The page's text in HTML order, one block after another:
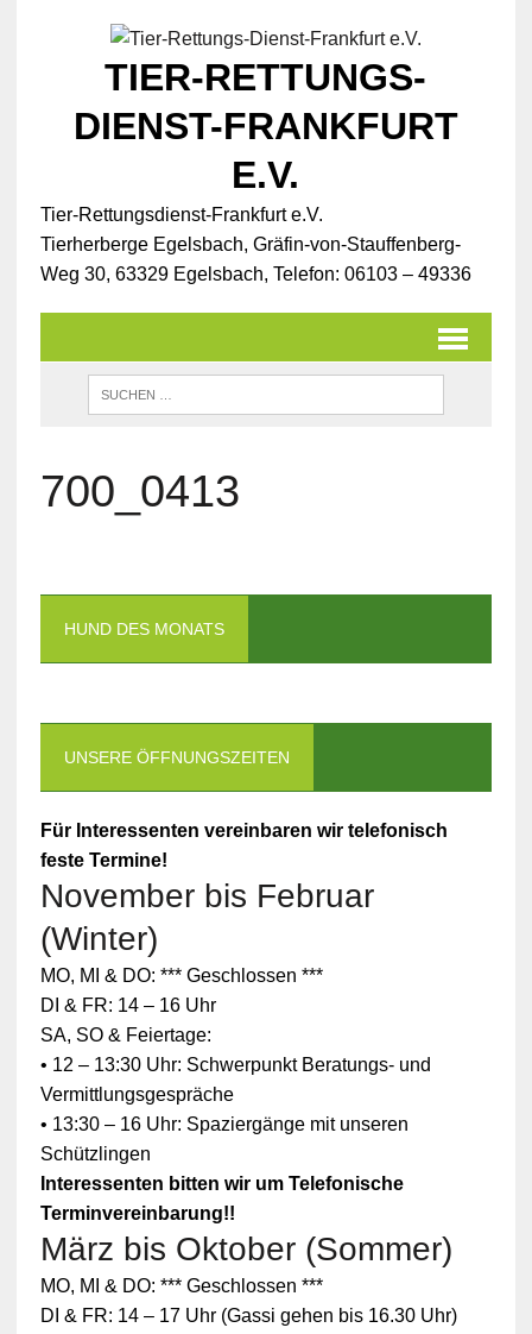
TIER-RETTUNGS-
DIENST-FRANKFURT
E.V.
Tier-Rettungsdienst-Frankfurt e.V.
Tierherberge Egelsbach, Gräfin-von-Stauffenberg-
Weg 30, 63329 Egelsbach, Telefon: 06103 – 49336
700_0413
HUND DES MONATS
UNSERE ÖFFNUNGSZEITEN
Für Interessenten vereinbaren wir telefonisch
feste Termine!
November bis Februar
(Winter)
MO, MI & DO: *** Geschlossen ***
DI & FR: 14 – 16 Uhr
SA, SO & Feiertage:
• 12 – 13:30 Uhr: Schwerpunkt Beratungs- und
Vermittlungsgespräche
• 13:30 – 16 Uhr: Spaziergänge mit unseren
Schützlingen
Interessenten bitten wir um Telefonische
Terminvereinbarung!!
März bis Oktober (Sommer)
MO, MI & DO: *** Geschlossen ***
DI & FR: 14 – 17 Uhr (Gassi gehen bis 16.30 Uhr)
Zum
Schutz
Ihrer
persönlic